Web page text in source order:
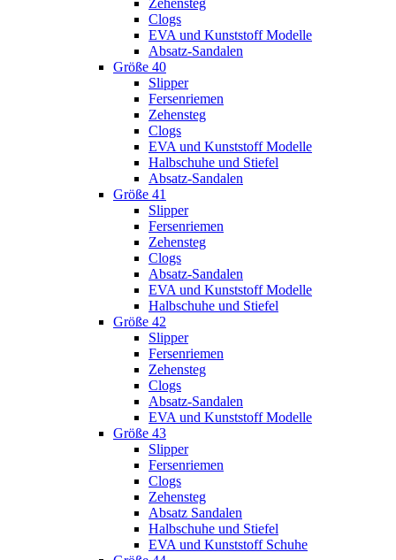
Clogs
EVA und Kunststoff Modelle
Absatz-Sandalen
Größe 40
Slipper
Fersenriemen
Zehensteg
Clogs
EVA und Kunststoff Modelle
Halbschuhe und Stiefel
Absatz-Sandalen
Größe 41
Slipper
Fersenriemen
Zehensteg
Clogs
Absatz-Sandalen
EVA und Kunststoff Modelle
Halbschuhe und Stiefel
Größe 42
Slipper
Fersenriemen
Zehensteg
Clogs
Absatz-Sandalen
EVA und Kunststoff Modelle
Größe 43
Slipper
Fersenriemen
Clogs
Zehensteg
Absatz Sandalen
Halbschuhe und Stiefel
EVA und Kunststoff Schuhe